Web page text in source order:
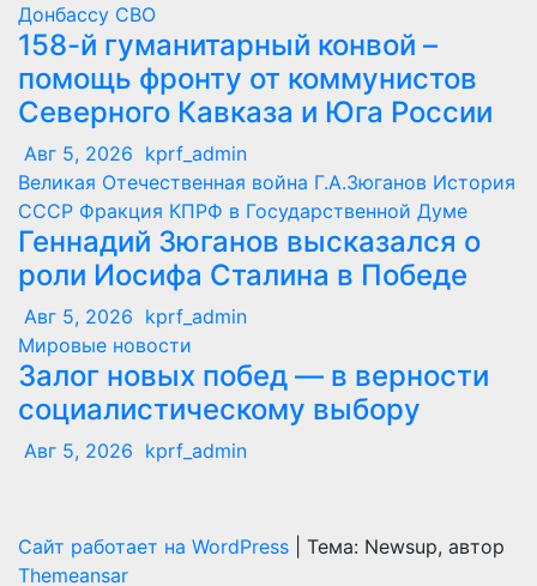
Донбассу СВО
158-й гуманитарный конвой –
помощь фронту от коммунистов
Северного Кавказа и Юга России
Авг 5, 2026 kprf_admin
Великая Отечественная война Г.А.Зюганов История
СССР Фракция КПРФ в Государственной Думе
Геннадий Зюганов высказался о
роли Иосифа Сталина в Победе
Авг 5, 2026 kprf_admin
Мировые новости
Залог новых побед — в верности
социалистическому выбору
Авг 5, 2026 kprf_admin
Сайт работает на WordPress
Тема: Newsup, автор
Themeansar